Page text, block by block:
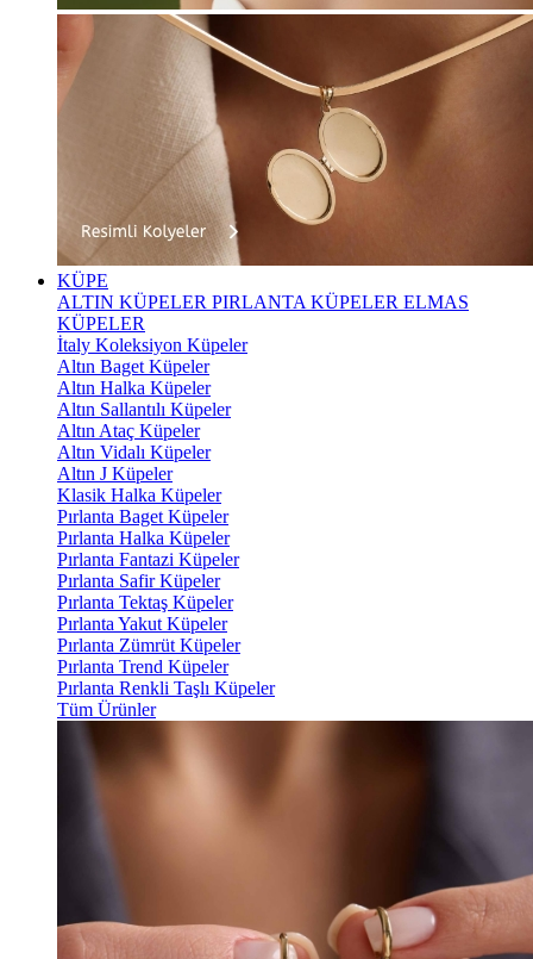
KÜPE
ALTIN KÜPELER PIRLANTA KÜPELER ELMAS
KÜPELER
İtaly Koleksiyon Küpeler
Altın Baget Küpeler
Altın Halka Küpeler
Altın Sallantılı Küpeler
Altın Ataç Küpeler
Altın Vidalı Küpeler
Altın J Küpeler
Klasik Halka Küpeler
Pırlanta Baget Küpeler
Pırlanta Halka Küpeler
Pırlanta Fantazi Küpeler
Pırlanta Safir Küpeler
Pırlanta Tektaş Küpeler
Pırlanta Yakut Küpeler
Pırlanta Zümrüt Küpeler
Pırlanta Trend Küpeler
Pırlanta Renkli Taşlı Küpeler
Tüm Ürünler